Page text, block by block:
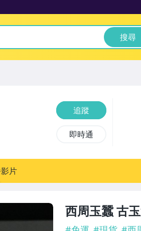
搜尋
西周玉蠶 古
追蹤
即時通
片